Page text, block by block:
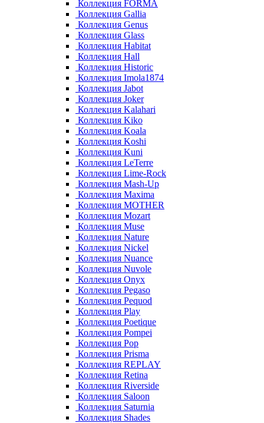
Коллекция FORMA
Коллекция Gallia
Коллекция Genus
Коллекция Glass
Коллекция Habitat
Коллекция Hall
Коллекция Historic
Коллекция Imola1874
Коллекция Jabot
Коллекция Joker
Коллекция Kalahari
Коллекция Kiko
Коллекция Koala
Коллекция Koshi
Коллекция Kuni
Коллекция LeTerre
Коллекция Lime-Rock
Коллекция Mash-Up
Коллекция Maxima
Коллекция MOTHER
Коллекция Mozart
Коллекция Muse
Коллекция Nature
Коллекция Nickel
Коллекция Nuance
Коллекция Nuvole
Коллекция Onyx
Коллекция Pegaso
Коллекция Pequod
Коллекция Play
Коллекция Poetique
Коллекция Pompei
Коллекция Pop
Коллекция Prisma
Коллекция REPLAY
Коллекция Retina
Коллекция Riverside
Коллекция Saloon
Коллекция Saturnia
Коллекция Shades